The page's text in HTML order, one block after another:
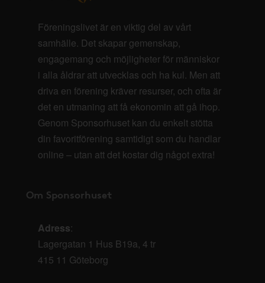
Föreningslivet är en viktig del av vårt
samhälle. Det skapar gemenskap,
engagemang och möjligheter för människor
i alla åldrar att utvecklas och ha kul. Men att
driva en förening kräver resurser, och ofta är
det en utmaning att få ekonomin att gå ihop.
Genom Sponsorhuset kan du enkelt stötta
din favoritförening samtidigt som du handlar
online – utan att det kostar dig något extra!
Om Sponsorhuset
Adress:
Lagergatan 1 Hus B19a, 4 tr
415 11 Göteborg